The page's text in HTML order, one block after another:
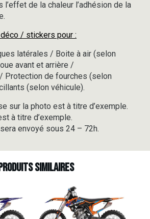
l’effet de la chaleur l’adhésion de la
/ stickers pour :
latérales / Boite à air (selon
avant et arrière /
Protection de fourches (selon
(selon véhicule).
sur la photo est à titre d’exemple.
à titre d’exemple.
envoyé sous 24 – 72h.
similaires